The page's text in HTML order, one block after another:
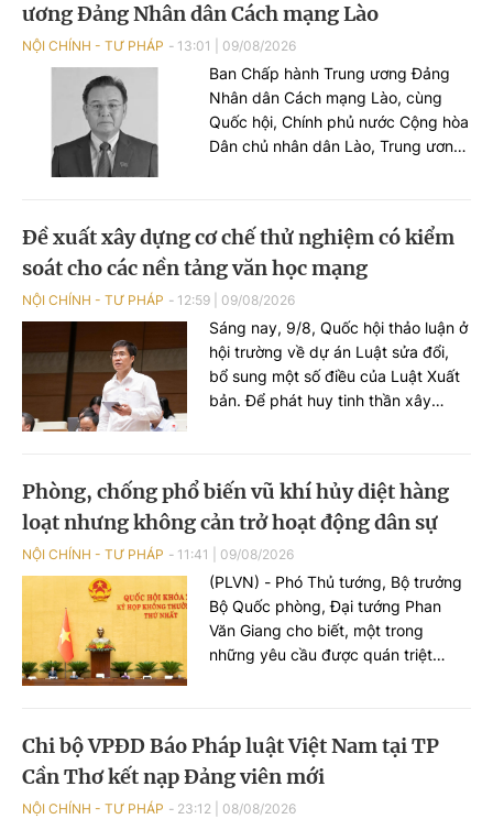
xã tại Luật.
ương Đảng Nhân dân Cách mạng Lào
NỘI CHÍNH - TƯ PHÁP 13:01 09/08/2026
Ban Chấp hành Trung ương Đảng
Nhân dân Cách mạng Lào, cùng
Quốc hội, Chính phủ nước Cộng hòa
Dân chủ nhân dân Lào, Trung ương
Xaysomphone Phomvihane, Ủy viên
Bộ Chính trị Trung ương Đảng, Chủ
tịch Quốc hội nước Cộng hòa Dân
chủ Nhân dân Lào, đã từ trần vào
hồi 11 giờ 18 phút, ngày 08 tháng 8
năm 2026, do bệnh viêm mạch máu
nghiêm trọng, hưởng thọ 70 tuổi.
Đề xuất xây dựng cơ chế thử nghiệm có kiểm
soát cho các nền tảng văn học mạng
NỘI CHÍNH - TƯ PHÁP 12:59 09/08/2026
Sáng nay, 9/8, Quốc hội thảo luận ở
hội trường về dự án Luật sửa đổi,
bổ sung một số điều của Luật Xuất
bản. Để phát huy tinh thần xây
Luật bổ sung quy định về việc xây
dựng cơ chế thử nghiệm có kiểm
soát cho các nền tảng văn học
mạng nội địa đủ điều kiện, cho phép
vận hành sớm dưới sự giám sát của
cơ quan quản lý.
Phòng, chống phổ biến vũ khí hủy diệt hàng
loạt nhưng không cản trở hoạt động dân sự
NỘI CHÍNH - TƯ PHÁP 11:41 09/08/2026
(PLVN) - Phó Thủ tướng, Bộ trưởng
Bộ Quốc phòng, Đại tướng Phan
Văn Giang cho biết, một trong
những yêu cầu được quán triệt
phòng, an ninh quốc gia nhưng
không cản trở hoạt động dân sự,
sản xuất, kinh doanh, nghiên cứu
Chi bộ VPĐD Báo Pháp luật Việt Nam tại TP
Cần Thơ kết nạp Đảng viên mới
NỘI CHÍNH - TƯ PHÁP 23:12 08/08/2026